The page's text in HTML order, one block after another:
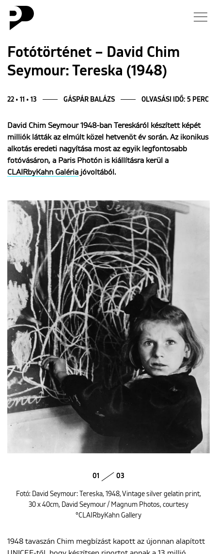
Hírek
Galéria
Interjú
Esszé
Blog
ENGLISH
Fotótörténet – David Chim
Seymour: Tereska (1948)
22 • 11 • 13 GÁSPÁR BALÁZS OLVASÁSI IDŐ: 5 PERC
David Chim Seymour 1948-ban Tereskáról készített képét
milliók látták az elmúlt közel hetvenöt év során. Az ikonikus
alkotás eredeti nagyítása most az egyik legfontosabb
fotóvásáron, a Paris Photón is kiállításra kerül a
CLAIRbyKahn Galéria jóvoltából.
01 03
Fotó: David Seymour: Tereska, 1948, Vintage silver gelatin print,
30 x 40cm, David Seymour / Magnum Photos, courtesy
°CLAIRbyKahn Gallery
1948 tavaszán Chim megbízást kapott az újonnan alapított